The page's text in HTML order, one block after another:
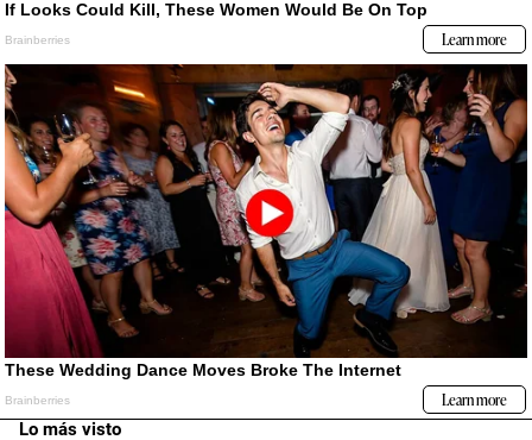
Lo más visto